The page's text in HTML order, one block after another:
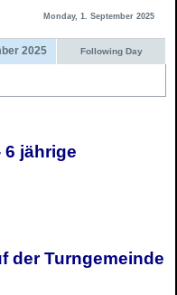
Monday, 1. September 2025
2025 Following Day
jährige
der Turngemeinde